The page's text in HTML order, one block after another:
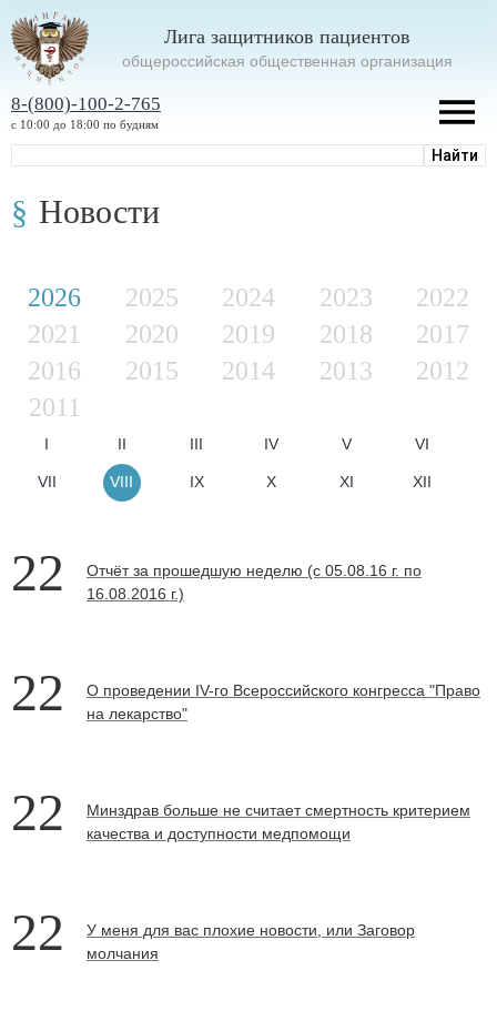
Лига защитников пациентов
oбщероссийская общественная организация
8-(800)-100-2-765
с 10:00 до 18:00 по будням
Новости
2026 2025 2024 2023
2022
2021
2020 2019 2018
2017
2016
2015 2014 2013
2012
2011
I II III IV V VI
VII VIII IX X XI XII
22
Отчёт за прошедшую неделю (с 05.08.16 г. по
16.08.2016 г.)
22
О проведении IV-го Всероссийского конгресса "Право
на лекарство"
22
Минздрав больше не считает смертность критерием
качества и доступности медпомощи
22
У меня для вас плохие новости, или Заговор
молчания